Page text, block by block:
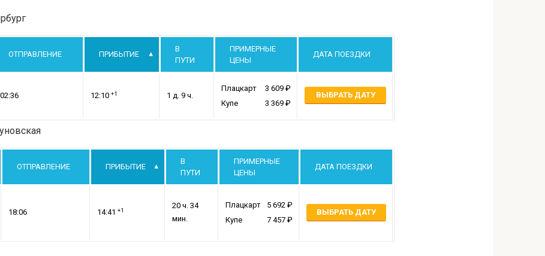
ОТПРАВЛЕНИЕ ПРИБЫТИЕ
В
ПУТИ
ПРИМЕРНЫЕ
ЦЕНЫ
ДАТА ПОЕЗДКИ
02:36 12:10 +1 1 д. 9 ч.
Плацкарт
3 609
Купе
3 369
ВЫБРАТЬ ДАТУ
ОТПРАВЛЕНИЕ ПРИБЫТИЕ
В
ПУТИ
ПРИМЕРНЫЕ
ЦЕНЫ
ДАТА ПОЕЗДКИ
18:06 14:41 +1
20 ч. 34
мин.
Плацкарт
5 692
Купе
7 457
ВЫБРАТЬ ДАТУ